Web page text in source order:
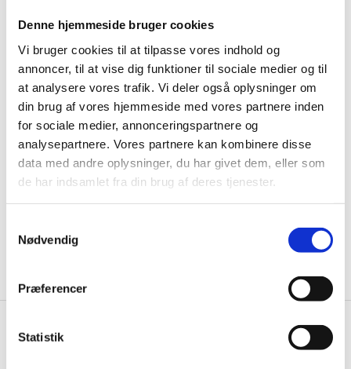
Denne hjemmeside bruger cookies
Vi bruger cookies til at tilpasse vores indhold og
annoncer, til at vise dig funktioner til sociale medier og til
at analysere vores trafik. Vi deler også oplysninger om
din brug af vores hjemmeside med vores partnere inden
for sociale medier, annonceringspartnere og
analysepartnere. Vores partnere kan kombinere disse
data med andre oplysninger, du har givet dem, eller som
de har indsamlet fra din brug af deres tjenester.
Nødvendig
Præferencer
Statistik
Få de bedste tilbud først!
Husk at tilmelde dig vores nyhedsbrev og vær først
til de bedste tilbud. Og bare rolig, vi spammer dig
ikke, men sender kun relevante tilbud og
informationer til dig.
Knivblokken.dk